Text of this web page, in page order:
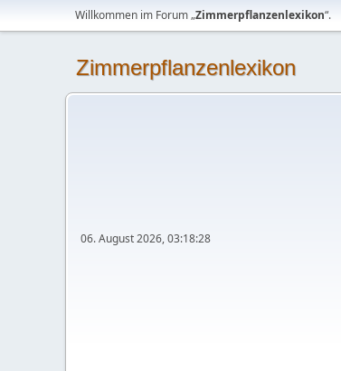
Willkommen im Forum „Zimmerpflanzenlexikon“.
Zimmerpflanzenlexikon
06. August 2026, 03:18:28